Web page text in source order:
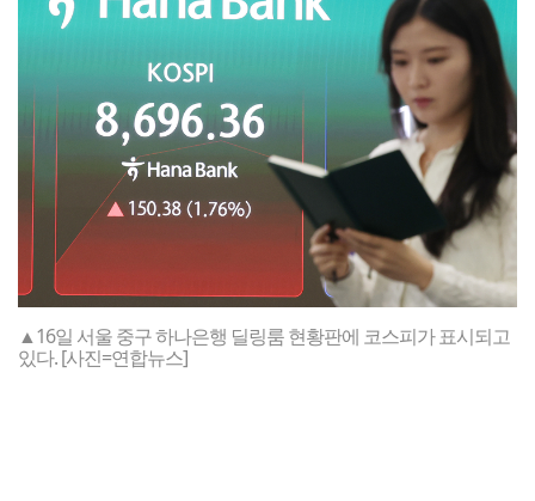
▲16일 서울 중구 하나은행 딜링룸 현황판에 코스피가 표시되고
있다. [사진=연합뉴스]